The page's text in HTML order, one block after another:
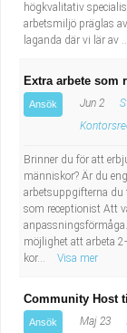
högkvalitativ
arbetsmiljö präglas
laganda där vi lär av
Extra arbete som
Ansök Jun 2
Brinner du för att
människor? Är du
arbetsuppgifterna du
som receptionist Att
möjlighet att arbeta
kor...
Visa mer
Community Host
Ansök Maj 23